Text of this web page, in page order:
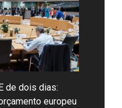
de dois dias:
europeu